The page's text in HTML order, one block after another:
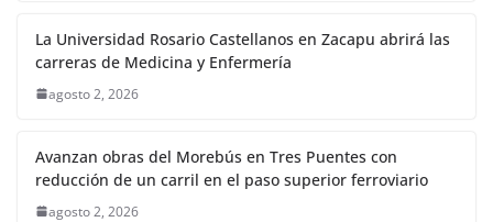
La Universidad Rosario Castellanos en Zacapu abrirá las
carreras de Medicina y Enfermería
agosto 2, 2026
Avanzan obras del Morebús en Tres Puentes con
reducción de un carril en el paso superior ferroviario
agosto 2, 2026